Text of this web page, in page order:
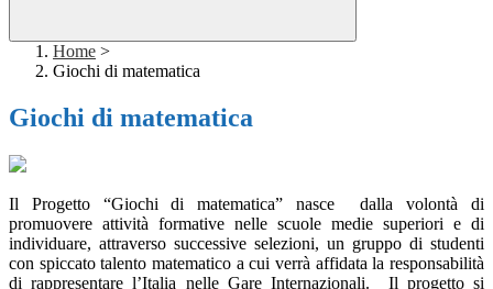
Home >
Giochi di matematica
Giochi di matematica
Il Progetto “Giochi di matematica” nasce dalla volontà di
promuovere attività formative nelle scuole medie superiori e di
individuare, attraverso successive selezioni, un gruppo di studenti
con spiccato talento matematico a cui verrà affidata la responsabilità
di rappresentare l’Italia nelle Gare Internazionali. Il progetto si